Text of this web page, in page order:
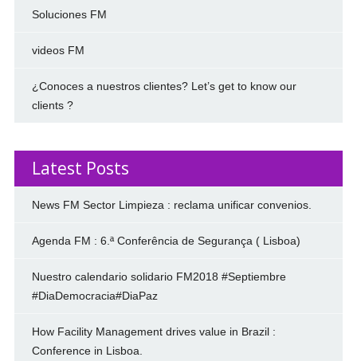
Soluciones FM
videos FM
¿Conoces a nuestros clientes? Let’s get to know our
clients ?
Latest Posts
News FM Sector Limpieza : reclama unificar convenios.
Agenda FM : 6.ª Conferência de Segurança ( Lisboa)
Nuestro calendario solidario FM2018 #Septiembre
#DiaDemocracia#DiaPaz
How Facility Management drives value in Brazil :
Conference in Lisboa.